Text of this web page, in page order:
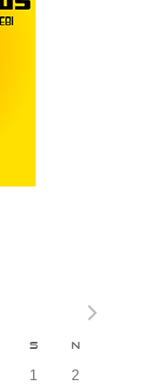
S N
0
1
0
2